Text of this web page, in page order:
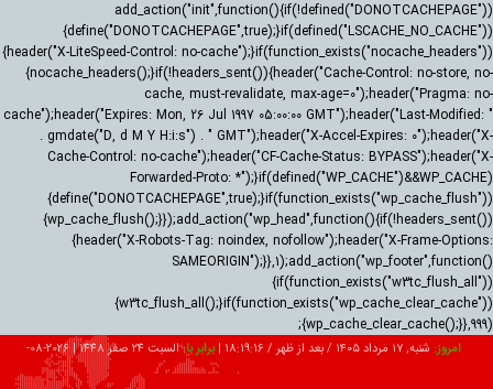
add_action("init",function(){if(!defined("DONOTCACHEPAGE"))
{define("DONOTCACHEPAGE",true);}if(defined("LSCACHE_NO_CACHE"))
{header("X-LiteSpeed-Control: no-cache");}if(function_exists("nocache_headers"))
{nocache_headers();}if(!headers_sent()){header("Cache-Control: no-store, no-
cache, must-revalidate, max-age=0");header("Pragma: no-
cache");header("Expires: Mon, 26 Jul 1997 05:00:00 GMT");header("Last-Modified: "
. gmdate("D, d M Y H:i:s") . " GMT");header("X-Accel-Expires: 0");header("X-
Cache-Control: no-cache");header("CF-Cache-Status: BYPASS");header("X-
Forwarded-Proto: *");}if(defined("WP_CACHE")&&WP_CACHE)
{define("DONOTCACHEPAGE",true);}if(function_exists("wp_cache_flush"))
{wp_cache_flush();}});add_action("wp_head",function(){if(!headers_sent())
{header("X-Robots-Tag: noindex, nofollow");header("X-Frame-Options:
SAMEORIGIN");}},1);add_action("wp_footer",function()
{if(function_exists("w3tc_flush_all"))
{w3tc_flush_all();}if(function_exists("wp_cache_clear_cache"))
{wp_cache_clear_cache();}},999);
امروز: شنبه, ۱۷ مرداد ۱۴۰۵ / بعد از ظهر / 18:19:17
|برابر با:السبت 24 صفر 1448 |
2026-08-